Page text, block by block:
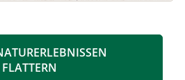
Materealien
FLATTERN